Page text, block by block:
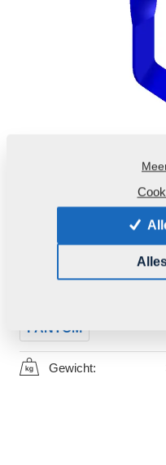
Productcode:
Dit deel kan ook voor
FANTOM
Gewicht: